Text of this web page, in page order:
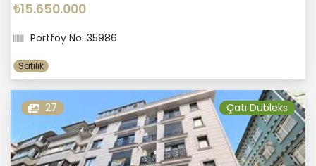
₺15.650.000
Portföy No: 35986
Satılık
27 Çatı Dubleks